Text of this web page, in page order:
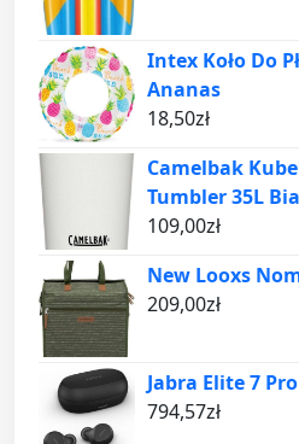
Intex Koło Do
Ananas
18,50zł
Camelbak
Tumbler 35L
109,00zł
New Looxs
209,00zł
Jabra Elite 7
794,57zł